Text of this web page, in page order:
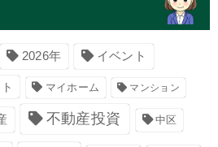
2026年 イベント
マイホーム マンション
不動産投資 中区